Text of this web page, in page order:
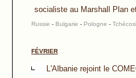
socialiste au Marshall Plan
Russie - Bulgarie - Pologne -
FÉVRIER
L'Albanie rejoint le